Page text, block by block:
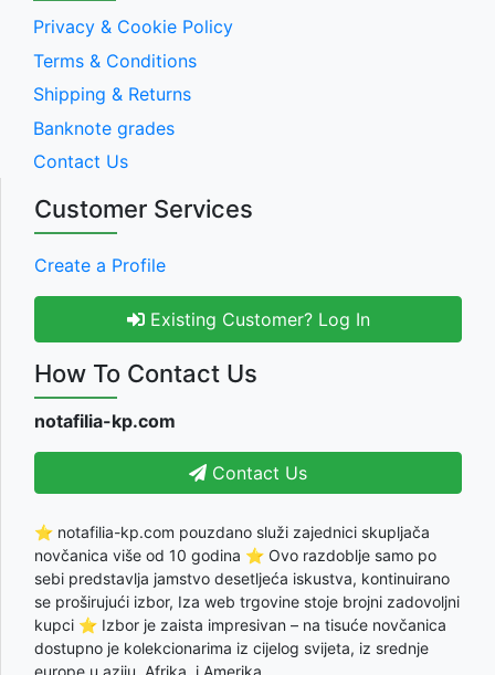
Privacy & Cookie Policy
Terms & Conditions
Shipping & Returns
Banknote grades
Contact Us
Customer Services
Create a Profile
Existing Customer? Log In
How To Contact Us
notafilia-kp.com
Contact Us
⭐ notafilia-kp.com pouzdano služi zajednici skupljača
novčanica više od 10 godina ⭐ Ovo razdoblje samo po
sebi predstavlja jamstvo desetljeća iskustva, kontinuirano
se proširujući izbor, Iza web trgovine stoje brojni zadovoljni
kupci ⭐ Izbor je zaista impresivan – na tisuće novčanica
dostupno je kolekcionarima iz cijelog svijeta, iz srednje